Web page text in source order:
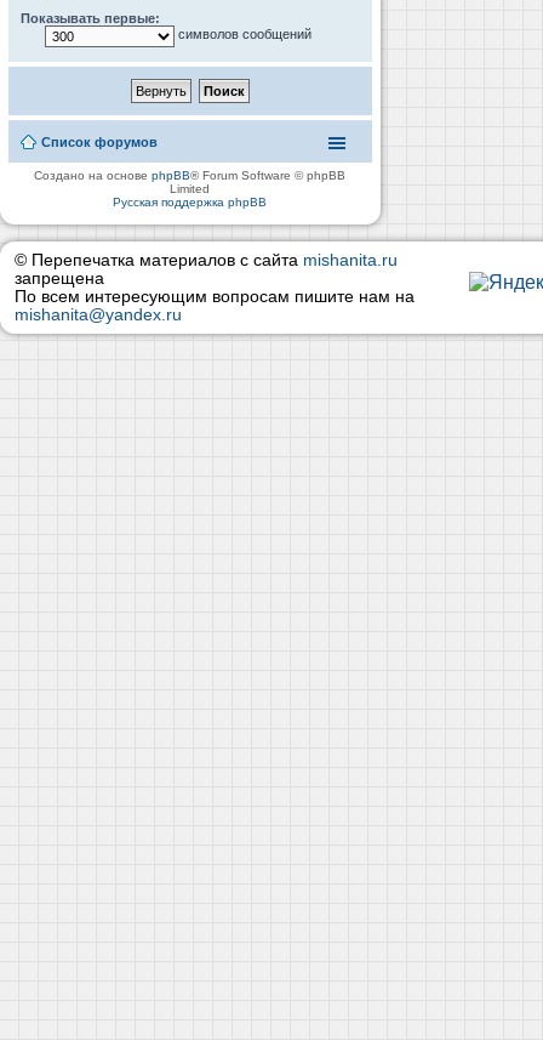
Показывать первые:
символов сообщений
Список форумов
Создано на основеphpBB® Forum Software © phpBB
Limited
Русская поддержка phpBB
© Перепечатка материалов с сайта mishanita.ru
запрещена
По всем интересующим вопросам пишите нам на
mishanita@yandex.ru